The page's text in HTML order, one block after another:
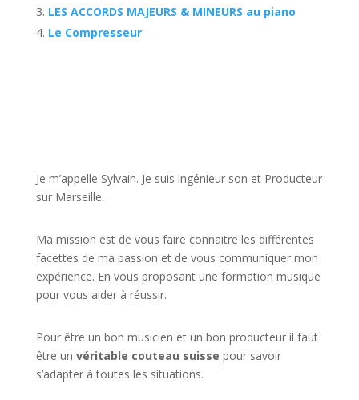
LES ACCORDS MAJEURS & MINEURS au piano
Le Compresseur
Je m’appelle Sylvain. Je suis ingénieur son et Producteur
sur Marseille.
Ma mission est de vous faire connaitre les différentes
facettes de ma passion et de vous communiquer mon
expérience. En vous proposant une formation musique
pour vous aider à réussir.
Pour être un bon musicien et un bon producteur il faut
être un véritable couteau suisse pour savoir
s’adapter à toutes les situations.